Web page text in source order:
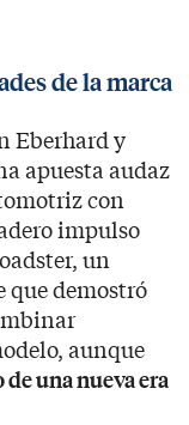
de la marca
Eberhard y
apuesta audaz
con
impulso
un
que demostró
aunque
una nueva era